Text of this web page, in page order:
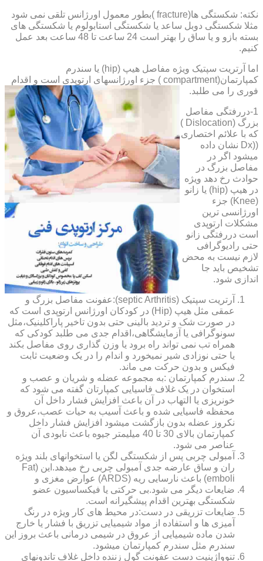
نکته: شکستگی ها(fracture )بطور معمول اورژانس تلقی نمی شود
مثلا شکستگی دوبل ساعد یا شکستگی استابولوم یا شکستگی های
بسته بازو و یا ساق را بهتر است 24 ساعت تا 48 ساعت بعد عمل
کنیم.
اما آرتریت سپتیک ویژه مفاصل هیپ (hip) یا سندرم
کمپارتمان(compartment ) جزء اورژانسهای ارتوپدی است و اقدام
فوری را می طلبد.
1-دررفتگی مفاصل
بزرگ (Dislocation )
که با علائم اختصاری
((Dx نشان داده
میشود اگر در
مفاصل بزرگ در
حوادث رخ دهد ویژه
در هیپ (hip) یا زانو
(Knee) جزء
اورژانسی ترین
مشکلات ارتوپدی
است دررفتگی زانو
حتی رادیوگرافی
لازم نیست به محض
تشخیص باید جا
اندازی شود.
آرتریت سپتیک (septic Arthritis):عفونت مفاصل بزرگ و
عمقی مثل هیپ (Hip) در کودکان اورژانس ارتوپدی است که
در صورت شک و تردید بالینی حتی بدون تاخیر پاراکلینیک،مثل
سونوگرافی یا آزمایشگاهی،اقدام جدی می طلبد کودکی که
همراه تب نمی تواند راه برود یا وزن گذاری روی مفاصل بکند
یا حتی نوزادی شیر نمیخورد و اندام را در یک وضعیت ثابت
فیکس و بدون حرکت می ماند.
سندرم کمپارتمان :به مجموعه عضله و شریان و عصب و
استخوان در یک غلاف فاسیایی کمپارتان گفته می شود که
خونریزی یا التهاب در آن باعث افزایش فشار داخل آن
محفظه فاسیایی شده و باعث آسیب به حیات عصب،عروق و
نکروز عضله بدون بازگشت میشود افزایش فشار داخل
کمپارتمان بالای 30 تا 40 میلیمتر جیوه باعث نابودی آن
عناصر می شود.
آمبولی چربی پس از شکستگی لگن یا استخوانهای بلند ویژه
ران و ساق عارضه جدی آمبولی چربی رخ میدهد.این (Fat
emboli) باعث نارسایی ریه (ARDS) عوارض مغزی و
ضایعات دیگر می شود.بی حرکتی یا فیکساسیون عضو
شکستگی بهترین اقدام پیشگیرانه است.
ضایعات تزریقی در دست:در محیط های کار ویژه در رنگ
آمیزی ها و استفاده از مواد شیمیایی تزریق با فشار یا خارج
شدن ماده شیمیایی از عروق در شیمی درمانی باعث بروز این
سندرم مثل سندرم کمپارتمان میشود.
تنوواژینیت دست عفونت گول زننده داخل غلاف تاندونهای